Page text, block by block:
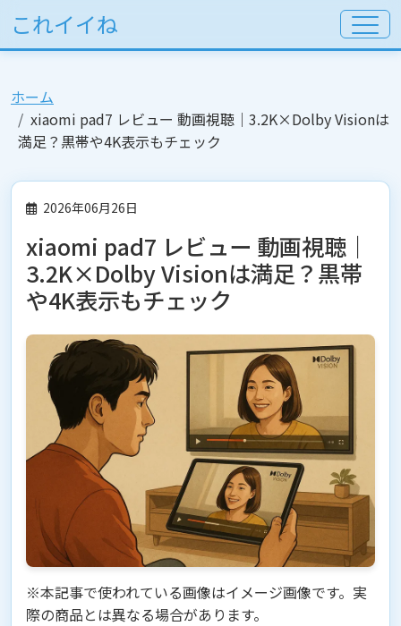
これイイね
ホーム
xiaomi pad7 レビュー 動画視聴｜3.2K×Dolby Visionは
満足？黒帯や4K表示もチェック
2026年06月26日
xiaomi pad7 レビュー 動画視聴｜
3.2K×Dolby Visionは満足？黒帯
や4K表示もチェック
※本記事で使われている画像はイメージ画像です。実
際の商品とは異なる場合があります。